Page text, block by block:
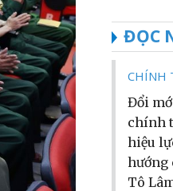
ĐỌC
CHÍNH
Đổi
chính
hiệu
hướng
Tô